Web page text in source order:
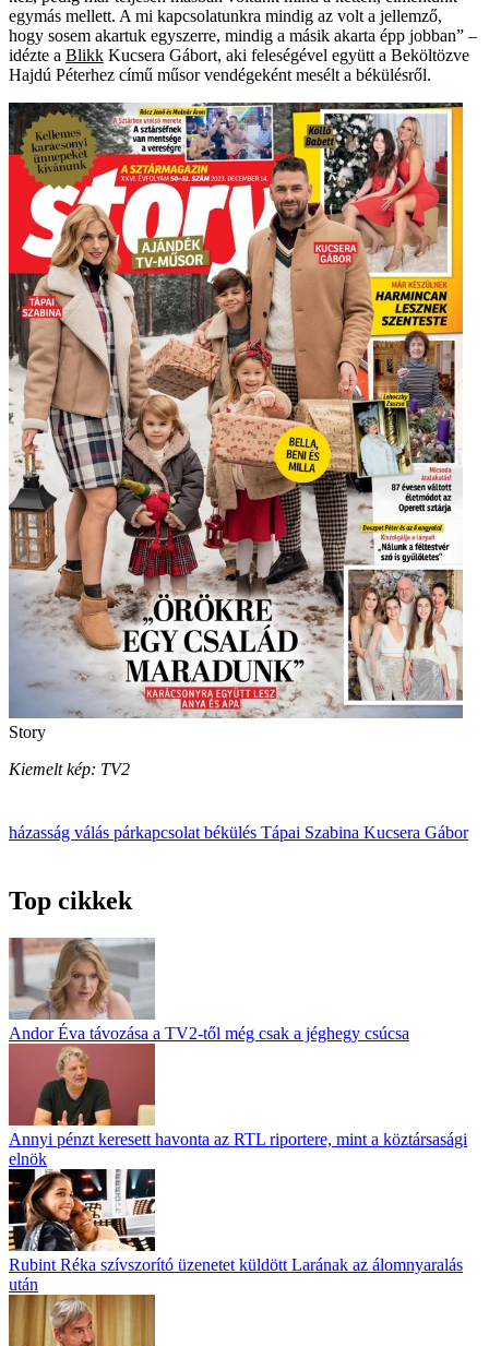
egymás mellett. A mi kapcsolatunkra mindig az volt a jellemző,
hogy sosem akartuk egyszerre, mindig a másik akarta épp jobban” –
idézte a Blikk Kucsera Gábort, aki feleségével együtt a Beköltözve
Hajdú Péterhez című műsor vendégeként mesélt a békülésről.
Story
Kiemelt kép: TV2
házasság válás párkapcsolat békülés Tápai Szabina Kucsera Gábor
Top cikkek
Andor Éva távozása a TV2-től még csak a jéghegy csúcsa
Annyi pénzt keresett havonta az RTL riportere, mint a köztársasági
elnök
Rubint Réka szívszorító üzenetet küldött Larának az álomnyaralás
után